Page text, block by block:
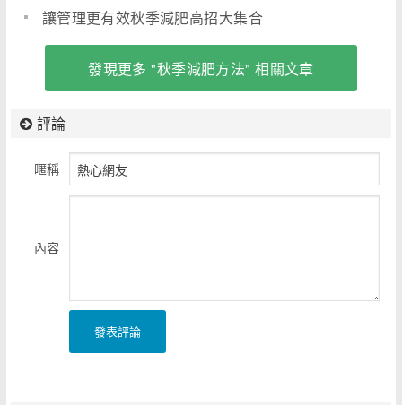
讓管理更有效秋季減肥高招大集合
發現更多 "秋季減肥方法" 相關文章
評論
暱稱
內容
發表評論